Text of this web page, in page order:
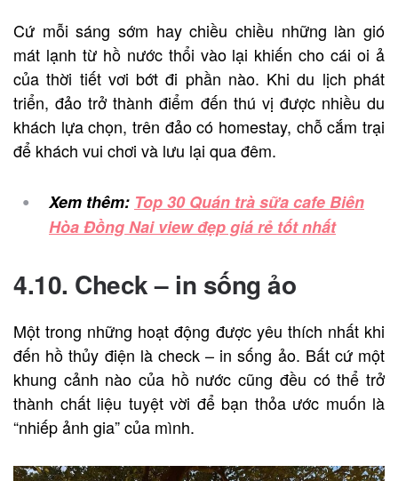
Cứ mỗi sáng sớm hay chiều chiều những làn gió
mát lạnh từ hồ nước thổi vào lại khiến cho cái oi ả
của thời tiết vơi bớt đi phần nào. Khi du lịch phát
triển, đảo trở thành điểm đến thú vị được nhiều du
khách lựa chọn, trên đảo có homestay, chỗ cắm trại
để khách vui chơi và lưu lại qua đêm.
Xem thêm: Top 30 Quán trà sữa cafe Biên
Hòa Đồng Nai view đẹp giá rẻ tốt nhất
4.10. Check – in sống ảo
Một trong những hoạt động được yêu thích nhất khi
đến hồ thủy điện là check – in sống ảo. Bất cứ một
khung cảnh nào của hồ nước cũng đều có thể trở
thành chất liệu tuyệt vời để bạn thỏa ước muốn là
“nhiếp ảnh gia” của mình.